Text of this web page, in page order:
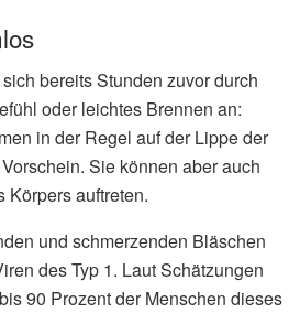
bereits Stunden zuvor durch
oder leichtes Brennen an:
in der Regel auf der Lippe der
Sie können aber auch
Körpers auftreten.
und schmerzenden Bläschen
des Typ 1. Laut Schätzungen
90 Prozent der Menschen dieses